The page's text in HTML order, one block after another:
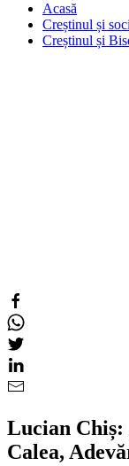
Acasă
Creștinul și
Creștinul și
Lucian Chiș:
Calea,